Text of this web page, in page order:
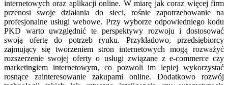
internetowych oraz aplikacji online. W miarę jak coraz więcej firm
przenosi swoje działania do sieci, rośnie zapotrzebowanie na
profesjonalne usługi webowe. Przy wyborze odpowiedniego kodu
PKD warto uwzględnić te perspektywy rozwoju i dostosować
swoją ofertę do potrzeb rynku. Przykładowo, przedsiębiorcy
zajmujący się tworzeniem stron internetowych mogą rozważyć
rozszerzenie swojej oferty o usługi związane z e-commerce czy
marketingiem internetowym, co pozwoli im lepiej wykorzystać
rosnące zainteresowanie zakupami online. Dodatkowo rozwój